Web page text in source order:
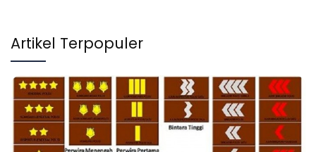
Artikel Terpopuler